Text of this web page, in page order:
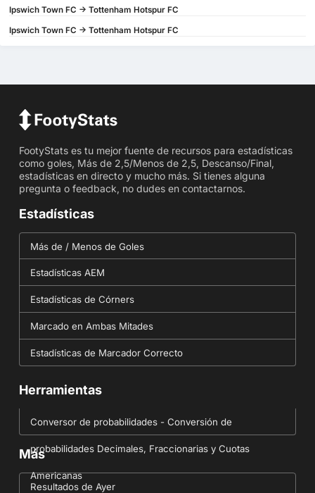
Ipswich Town FC -> Tottenham Hotspur FC
Ipswich Town FC -> Tottenham Hotspur FC
FootyStats es tu mejor fuente de recursos para estadísticas
como goles, Más de 2,5/Menos de 2,5, Descanso/Final,
estadísticas en directo y mucho más. Si tienes alguna
pregunta o feedback, no dudes en contactarnos.
Estadísticas
Más de / Menos de Goles
Estadísticas AEM
Estadísticas de Córners
Marcado en Ambas Mitades
Estadísticas de Marcador Correcto
Herramientas
Conversor de probabilidades - Conversión de
probabilidades Decimales, Fraccionarias y Cuotas
Americanas
Más
Resultados de Ayer